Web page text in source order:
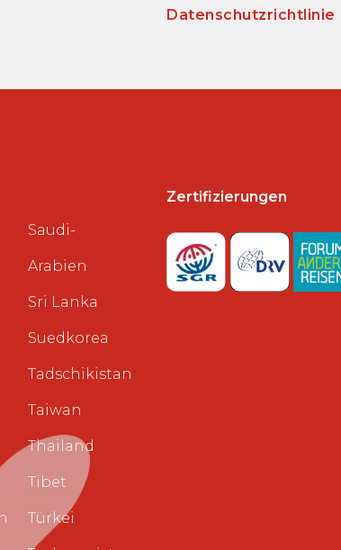
Datenschutzrichtlinie
Saudi-
Arabien
Sri Lanka
Suedkorea
Tadschikistan
Taiwan
Thailand
Tibet
Türkei
Zertifizierungen